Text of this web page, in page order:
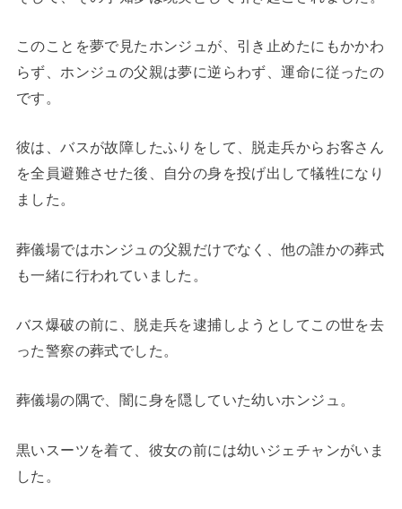
このことを夢で見たホンジュが、引き止めたにもかかわ
らず、ホンジュの父親は夢に逆らわず、運命に従ったの
です。
彼は、バスが故障したふりをして、脱走兵からお客さん
を全員避難させた後、自分の身を投げ出して犠牲になり
ました。
葬儀場ではホンジュの父親だけでなく、他の誰かの葬式
も一緒に行われていました。
バス爆破の前に、脱走兵を逮捕しようとしてこの世を去
った警察の葬式でした。
葬儀場の隅で、闇に身を隠していた幼いホンジュ。
黒いスーツを着て、彼女の前には幼いジェチャンがいま
した。